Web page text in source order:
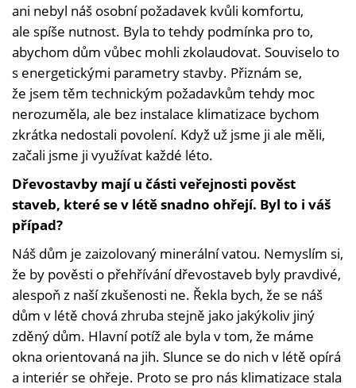
ani nebyl náš osobní požadavek kvůli komfortu,
ale spíše nutnost. Byla to tehdy podmínka pro to,
abychom dům vůbec mohli zkolaudovat. Souviselo to
s energetickými parametry stavby. Přiznám se,
že jsem těm technickým požadavkům tehdy moc
nerozuměla, ale bez instalace klimatizace bychom
zkrátka nedostali povolení. Když už jsme ji ale měli,
začali jsme ji využívat každé léto.
Dřevostavby mají u části veřejnosti pověst
staveb, které se v létě snadno ohřejí. Byl to i váš
případ?
Náš dům je zaizolovaný minerální vatou. Nemyslím si,
že by pověsti o přehřívání dřevostaveb byly pravdivé,
alespoň z naší zkušenosti ne. Řekla bych, že se náš
dům v létě chová zhruba stejně jako jakýkoliv jiný
zděný dům. Hlavní potíž ale byla v tom, že máme
okna orientovaná na jih. Slunce se do nich v létě opírá
a interiér se ohřeje. Proto se pro nás klimatizace stala